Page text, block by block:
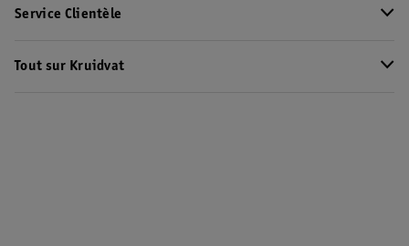
Service Clientèle
Tout sur Kruidvat